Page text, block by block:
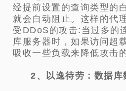
经提前设置的查询类型的
就会自动阻止。这样的代
受DDoS的攻击:当过多的
库服务器时，如果访问超
吸收一些负载来降低攻击
2、以逸待劳：数据库